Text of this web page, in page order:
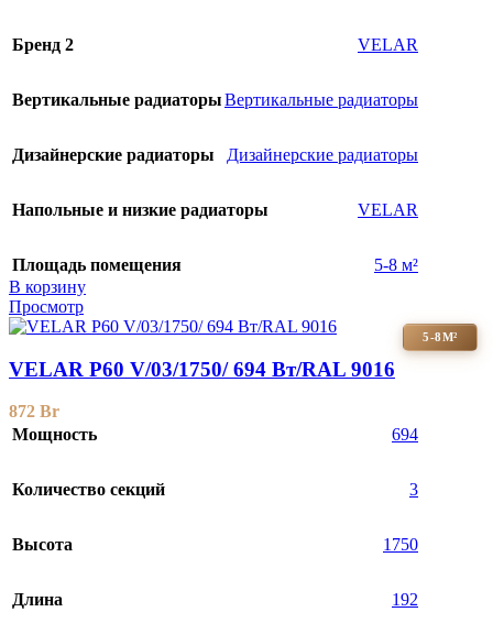
Бренд 2 VELAR
Вертикальные радиаторыВертикальные радиаторы
Дизайнерские радиаторы Дизайнерские радиаторы
Напольные и низкие радиаторы VELAR
Площадь помещения
5-8 м²
В корзину
Просмотр
5-8М²
VELAR P60 V/03/1750/ 694 Bт/RAL 9016
872 Br
Мощность
694
Количество секций 3
Высота 1750
Длина 192